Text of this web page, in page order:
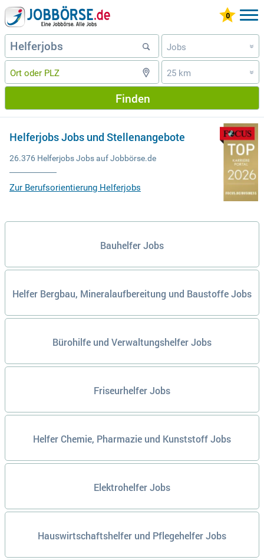
Jobs »
25 km »
Finden
Helferjobs Jobs und Stellenangebote
26.376 Helferjobs Jobs auf Jobbörse.de
Zur Berufsorientierung Helferjobs
Bauhelfer Jobs
Helfer Bergbau, Mineralaufbereitung und Baustoffe Jobs
Bürohilfe und Verwaltungshelfer Jobs
Friseurhelfer Jobs
Helfer Chemie, Pharmazie und Kunststoff Jobs
Elektrohelfer Jobs
Hauswirtschaftshelfer und Pflegehelfer Jobs